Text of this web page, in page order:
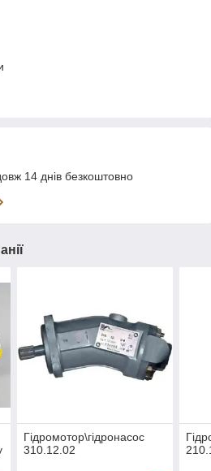
14 днів безкоштовно
Гідромотор\гідронасос
310.12.02